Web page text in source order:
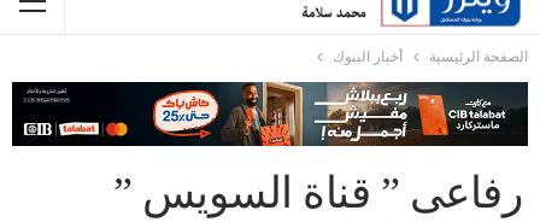
الصفحة الرئيسية أخبار البنوك
رفاعى ” قناة السويس ”